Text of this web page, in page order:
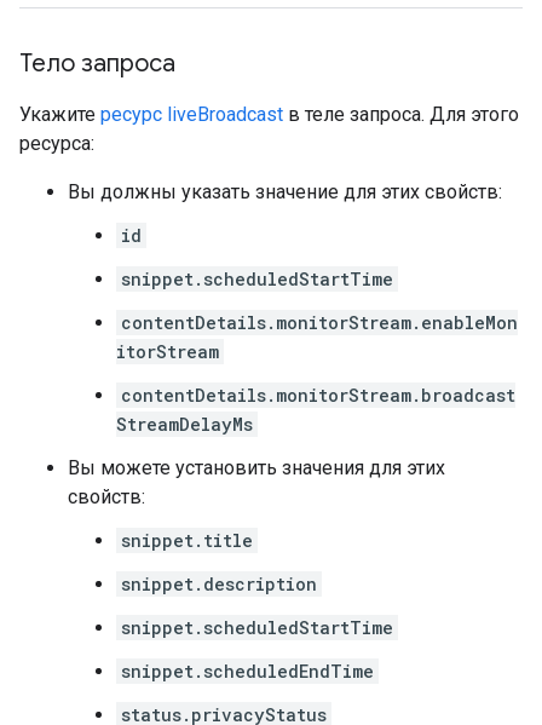
Тело запроса
Укажите ресурс liveBroadcast в теле запроса. Для этого
ресурса:
Вы должны указать значение для этих свойств:
id
snippet.scheduledStartTime
contentDetails.monitorStream.enableMon
itorStream
contentDetails.monitorStream.broadcast
StreamDelayMs
Вы можете установить значения для этих
свойств:
snippet.title
snippet.description
snippet.scheduledStartTime
snippet.scheduledEndTime
status.privacyStatus